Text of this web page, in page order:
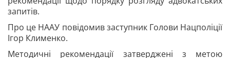
запитів.
Про це НААУ повідомив заступник Голови Нацполіції
Ігор Клименко.
Методичні рекомендації затверджені з метою